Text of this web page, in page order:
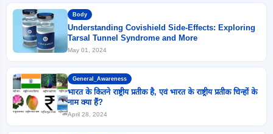
Body
Understanding Covishield Side-Effects: Exploring
Tarsal Tunnel Syndrome and More
May 01, 2024
General_Awareness
भारत के कितने राष्ट्रीय प्रतीक है, एवं भारत के राष्ट्रीय प्रतीक चिन्हों के
नाम क्या हैं?
April 28, 2024